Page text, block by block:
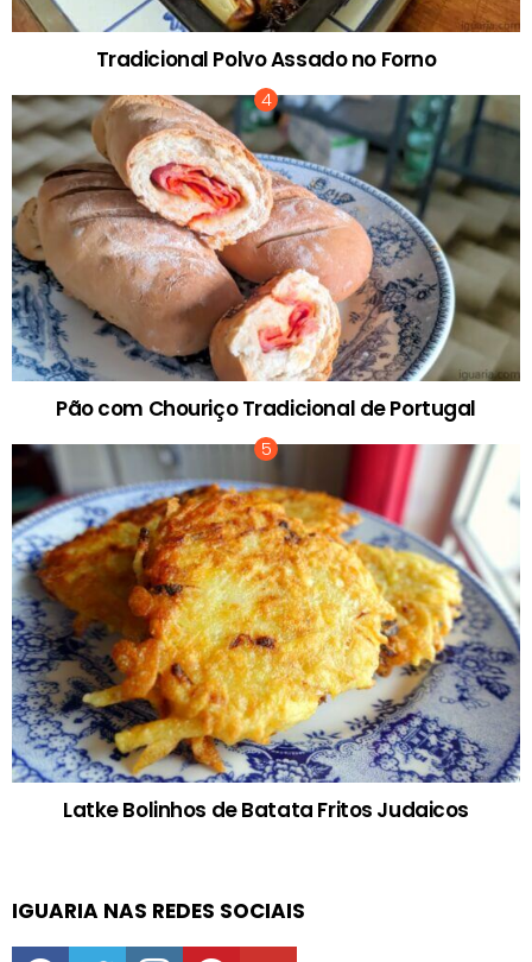
Tradicional Polvo Assado no Forno
Pão com Chouriço Tradicional de Portugal
Latke Bolinhos de Batata Fritos Judaicos
IGUARIA NAS REDES SOCIAIS
facebooktwitter instagrampinterestyoutube